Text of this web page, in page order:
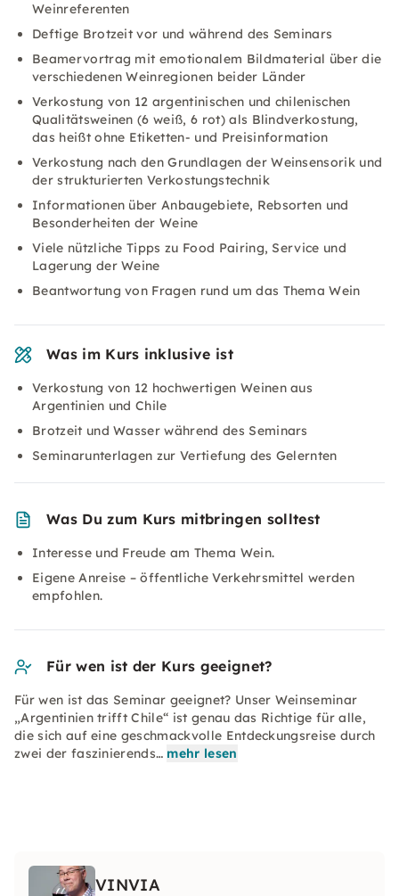
Weinreferenten
Deftige Brotzeit vor und während des Seminars
Beamervortrag mit emotionalem Bildmaterial über die
verschiedenen Weinregionen beider Länder
Verkostung von 12 argentinischen und chilenischen
Qualitätsweinen (6 weiß, 6 rot) als Blindverkostung,
das heißt ohne Etiketten- und Preisinformation
Verkostung nach den Grundlagen der Weinsensorik und
der strukturierten Verkostungstechnik
Informationen über Anbaugebiete, Rebsorten und
Besonderheiten der Weine
Viele nützliche Tipps zu Food Pairing, Service und
Lagerung der Weine
Beantwortung von Fragen rund um das Thema Wein
Was im Kurs inklusive ist
Verkostung von 12 hochwertigen Weinen aus
Argentinien und Chile
Brotzeit und Wasser während des Seminars
Seminarunterlagen zur Vertiefung des Gelernten
Was Du zum Kurs mitbringen solltest
Interesse und Freude am Thema Wein.
Eigene Anreise – öffentliche Verkehrsmittel werden
empfohlen.
Für wen ist der Kurs geeignet?
Für wen ist das Seminar geeignet? Unser Weinseminar
„Argentinien trifft Chile“ ist genau das Richtige für alle,
die sich auf eine geschmackvolle Entdeckungsreise durch
zwei der faszinierends… mehr lesen
VINVIA